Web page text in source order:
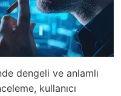
dengeli ve anlamlı
kullanıcı